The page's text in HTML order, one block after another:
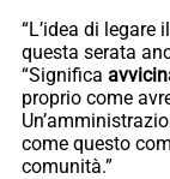
“L’idea di
questa serata
“Significa
proprio come
come questo
comunità.”